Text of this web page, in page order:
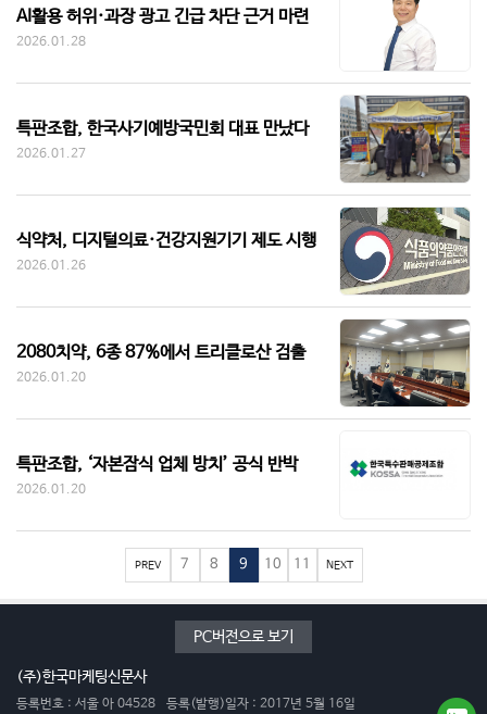
AI활용 허위·과장 광고 긴급 차단 근거 마련
2026.01.28
특판조합, 한국사기예방국민회 대표 만났다
2026.01.27
식약처, 디지털의료·건강지원기기 제도 시행
2026.01.26
2080치약, 6종 87%에서 트리클로산 검출
2026.01.20
특판조합, ‘자본잠식 업체 방치’ 공식 반박
2026.01.20
PREV 7 8 9 10 11 NEXT
PC버전으로 보기
(주)한국마케팅신문사
등록번호 : 서울 아 04528 등록(발행)일자 : 2017년 5월 16일